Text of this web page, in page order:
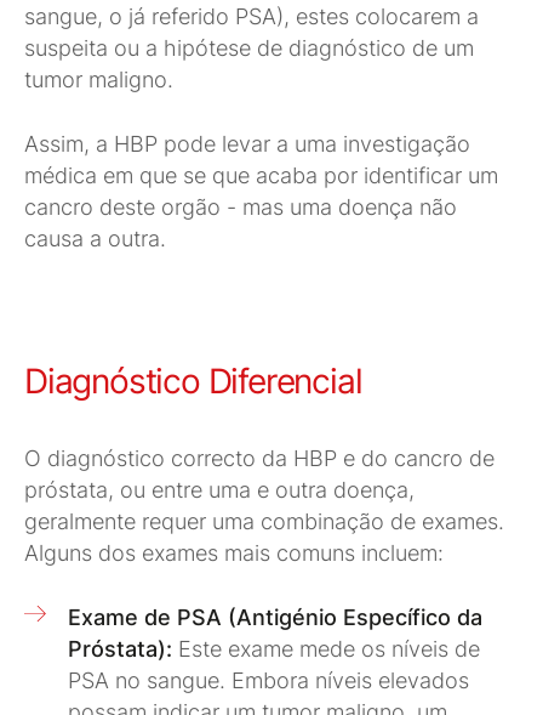
sangue, o já referido PSA), estes colocarem a
suspeita ou a hipótese de diagnóstico de um
tumor maligno.
Assim, a HBP pode levar a uma investigação
médica em que se que acaba por identificar um
cancro deste orgão - mas uma doença não
causa a outra.
Diagnóstico Diferencial
O diagnóstico correcto da HBP e do cancro de
próstata, ou entre uma e outra doença,
geralmente requer uma combinação de exames.
Alguns dos exames mais comuns incluem:
Exame de PSA (Antigénio Específico da
Próstata): Este exame mede os níveis de
PSA no sangue. Embora níveis elevados